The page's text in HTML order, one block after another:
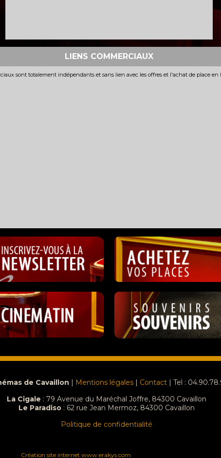
LIENS COMMERCIAUX
sont totalement indépendants et sans lien avec les offres et l'achat de place
de Cavaillon | Mentions légales | Contact | Tel :
La Cigale : 79 Avenue du Maréchal Joffre, 84300 Cavaillon
Le Paradiso : 62 rue Jean Mermoz, 84300 Cavaillon
Politique de confidentialité
Création site internet www.erakys.com